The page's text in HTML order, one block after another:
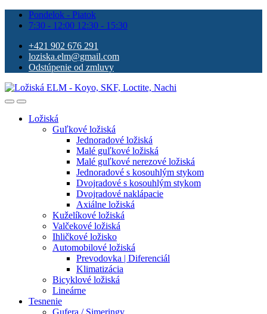
Pondelok - Piatok
7:30 - 12:00 12:30 - 15:30
+421 902 676 291
loziska.elm@gmail.com
Odstúpenie od zmluvy
Ložiská
Guľkové ložiská
Jednoradové ložiská
Malé guľkové ložiská
Malé guľkové nerezové ložiská
Jednoradové s kosouhlým stykom
Dvojradové s kosouhlým stykom
Dvojradové naklápacie
Axiálne ložiská
Kuželíkové ložiská
Valčekové ložiská
Ihličkové ložisko
Automobilové ložiská
Prevodovka | Diferenciál
Klimatizácia
Bicyklové ložiská
Lineárne
Tesnenie
Gufera / Simeringy